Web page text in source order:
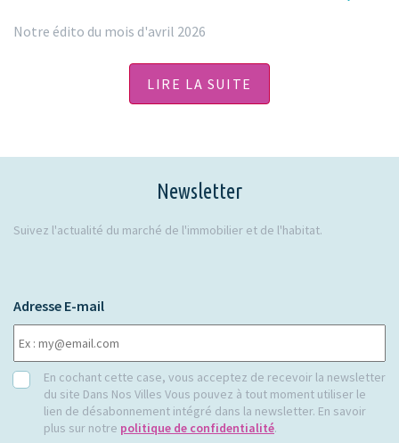
Notre édito du mois d'avril 2026
LIRE LA SUITE
Newsletter
Suivez l'actualité du marché de l'immobilier et de l'habitat.
Adresse E-mail
RGPDEn cochant cette case, vous acceptez de recevoir la newsletter
du site Dans Nos Villes Vous pouvez à tout moment utiliser le
lien de désabonnement intégré dans la newsletter. En savoir
plus sur notre politique de confidentialité.